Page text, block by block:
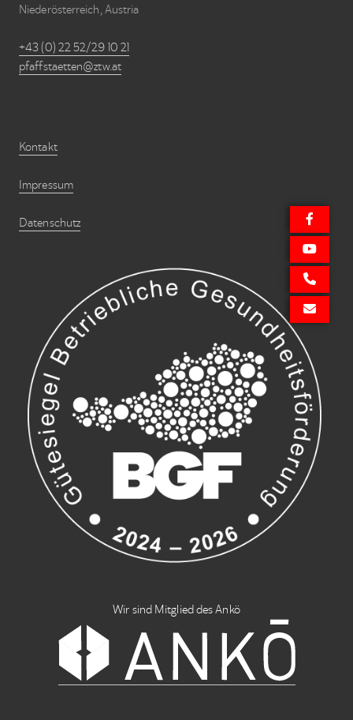
Niederösterreich, Austria
+43 (0) 22 52/29 10 21
pfaffstaetten@ztw.at
Kontakt
Impressum
Datenschutz
Wir sind Mitglied des Ankö